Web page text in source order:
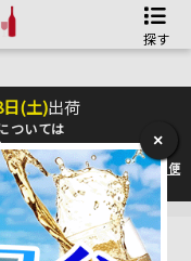
探す
日(土)出荷
ついては
ります。最新情報は佐川急便
×